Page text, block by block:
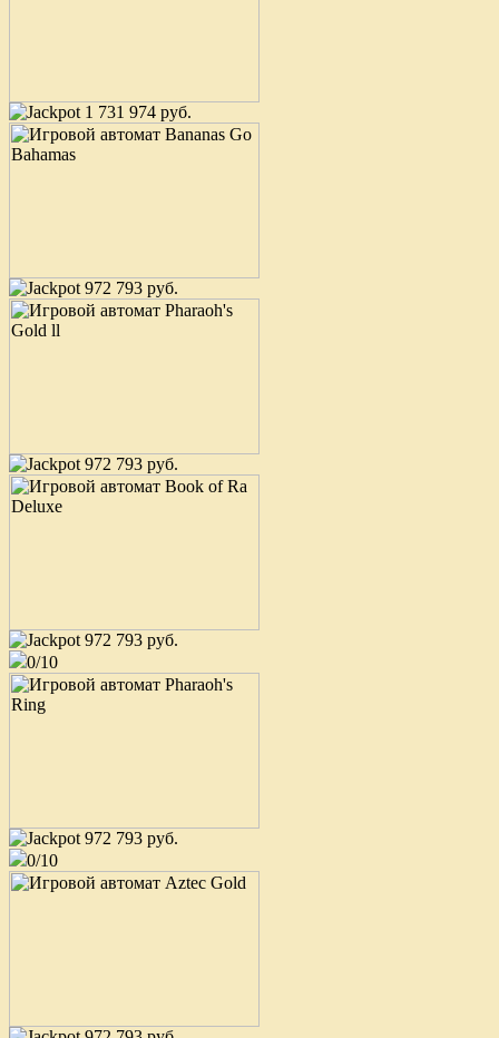
1 731 974 руб.
972 793 руб.
972 793 руб.
972 793 руб.
0/10
972 793 руб.
0/10
osobist
King of Cards
12 600 руб.
Book of Ra
user_1190264
osobist